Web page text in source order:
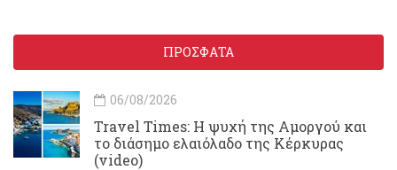
ΠΡΟΣΦΑΤΑ
06/08/2026
Travel Times: H ψυχή της Αμοργού και
το διάσημο ελαιόλαδο της Κέρκυρας
(video)